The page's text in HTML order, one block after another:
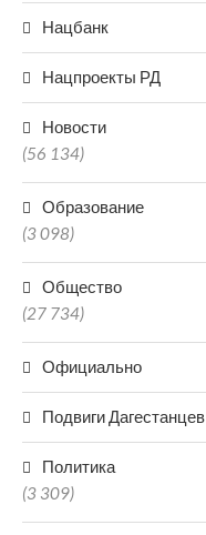
Нацбанк
Нацпроекты РД
Новости
(56 134)
Образование
(3 098)
Общество
(27 734)
Официально
Подвиги Дагестанцев
Политика
(3 309)